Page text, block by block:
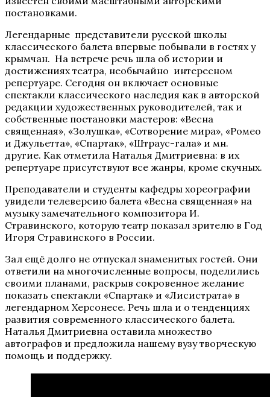
постановками.
Легендарные представители русской школы
классического балета впервые побывали в гостях у
крымчан. На встрече речь шла об истории и
достижениях театра, необычайно интересном
репертуаре. Сегодня он включает основные
спектакли классического наследия как в авторской
редакции художественных руководителей, так и
собственные постановки мастеров: «Весна
священная», «Золушка», «Сотворение мира», «Ромео
и Джульетта», «Спартак», «Штраус-гала» и мн.
другие. Как отметила Наталья Дмитриевна: в их
репертуаре присутствуют все жанры, кроме скучных.
Преподаватели и студенты кафедры хореографии
увидели телеверсию балета «Весна священная» на
музыку замечательного композитора И.
Стравинского, которую театр показал зрителю в Год
Игоря Стравинского в России.
Зал ещё долго не отпускал знаменитых гостей. Они
ответили на многочисленные вопросы, поделились
своими планами, раскрыв сокровенное желание
показать спектакли «Спартак» и «Лисистрата» в
легендарном Херсонесе. Речь шла и о тенденциях
развития современного классического балета.
Наталья Дмитриевна оставила множество
автографов и предложила нашему вузу творческую
помощь и поддержку.